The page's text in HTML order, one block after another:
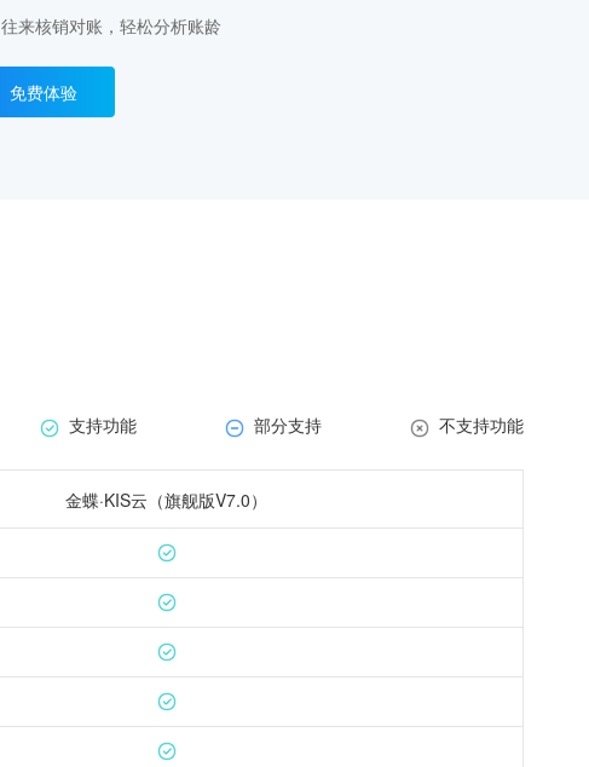
往来核销对账，轻松分析账龄
免费体验
支持功能 部分支持 不支持功能
金蝶·KIS云（旗舰版V7.0）